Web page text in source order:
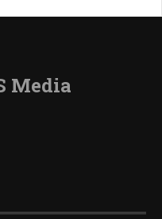
Media